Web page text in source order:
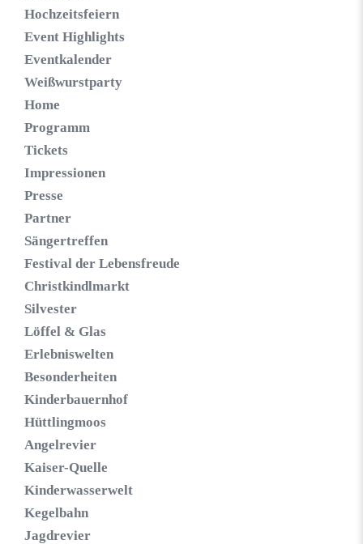
Hochzeitsfeiern
Event Highlights
Eventkalender
Weißwurstparty
Home
Programm
Tickets
Impressionen
Presse
Partner
Sängertreffen
Festival der Lebensfreude
Christkindlmarkt
Silvester
Löffel & Glas
Erlebniswelten
Besonderheiten
Kinderbauernhof
Hüttlingmoos
Angelrevier
Kaiser-Quelle
Kinderwasserwelt
Kegelbahn
Jagdrevier